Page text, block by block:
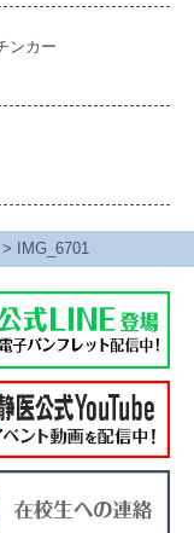
ンカー
> IMG_6701